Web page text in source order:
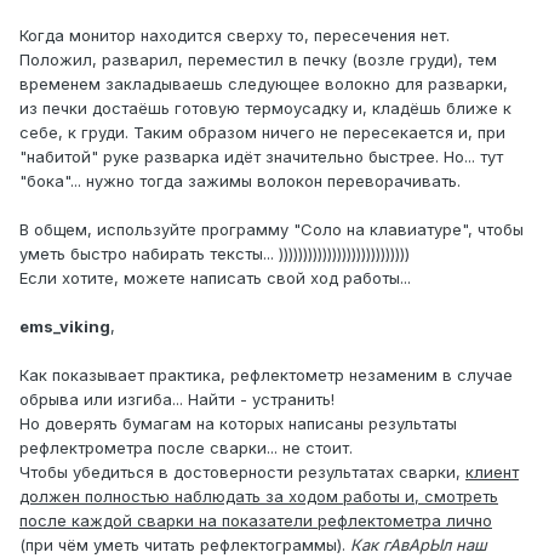
Когда монитор находится сверху то, пересечения нет.
Положил, разварил, переместил в печку (возле груди), тем
временем закладываешь следующее волокно для разварки,
из печки достаёшь готовую термоусадку и, кладёшь ближе к
себе, к груди. Таким образом ничего не пересекается и, при
"набитой" руке разварка идёт значительно быстрее. Но... тут
"бока"... нужно тогда зажимы волокон переворачивать.
В общем, используйте программу "Соло на клавиатуре", чтобы
уметь быстро набирать тексты... )))))))))))))))))))))))))))
Если хотите, можете написать свой ход работы...
ems_viking,
Как показывает практика, рефлектометр незаменим в случае
обрыва или изгиба... Найти - устранить!
Но доверять бумагам на которых написаны результаты
рефлектрометра после сварки... не стоит.
Чтобы убедиться в достоверности результатах сварки, клиент
должен полностью наблюдать за ходом работы и, смотреть
после каждой сварки на показатели рефлектометра лично
(при чём уметь читать рефлектограммы). Как гАвАрЫл наш